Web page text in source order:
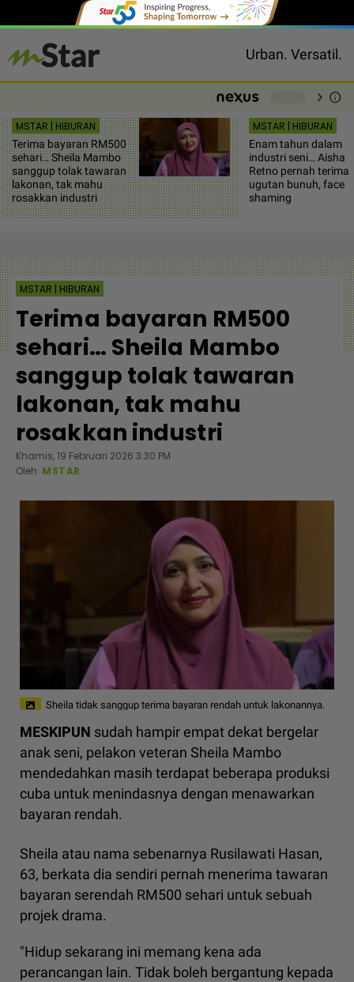
Urban. Versatil.
chevron_right info
MSTAR | HIBURAN
Terima bayaran RM500
sehari… Sheila Mambo
sanggup tolak tawaran
lakonan, tak mahu
rosakkan industri
MSTAR | HIBURAN
Enam tahun dalam
industri seni… Aisha
Retno pernah terima
ugutan bunuh, face
shaming
MSTAR | HIBURAN
Terima bayaran RM500
sehari… Sheila Mambo
sanggup tolak tawaran
lakonan, tak mahu
rosakkan industri
Khamis, 19 Februari 2026 3:30 PM
Oleh: MSTAR
Sheila tidak sanggup terima bayaran rendah untuk lakonannya.
MESKIPUN sudah hampir empat dekat bergelar
anak seni, pelakon veteran Sheila Mambo
mendedahkan masih terdapat beberapa produksi
cuba untuk menindasnya dengan menawarkan
bayaran rendah.
Sheila atau nama sebenarnya Rusilawati Hasan,
63, berkata dia sendiri pernah menerima tawaran
bayaran serendah RM500 sehari untuk sebuah
projek drama.
"Hidup sekarang ini memang kena ada
perancangan lain. Tidak boleh bergantung kepada